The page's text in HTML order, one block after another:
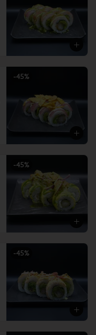
-45%
-45%
-45%